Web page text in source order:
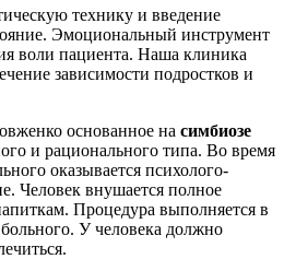
технику и введение
Эмоциональный инструмент
воли пациента. Наша клиника
зависимости подростков и
основанное на симбиозе
и рационального типа. Во время
оказывается психолого-
Человек внушается полное
Процедура выполняется в
У человека должно